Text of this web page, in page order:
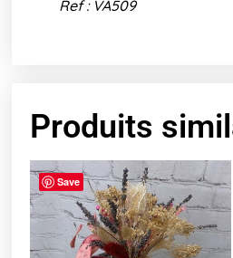
Ref : VA509
Produits
Save